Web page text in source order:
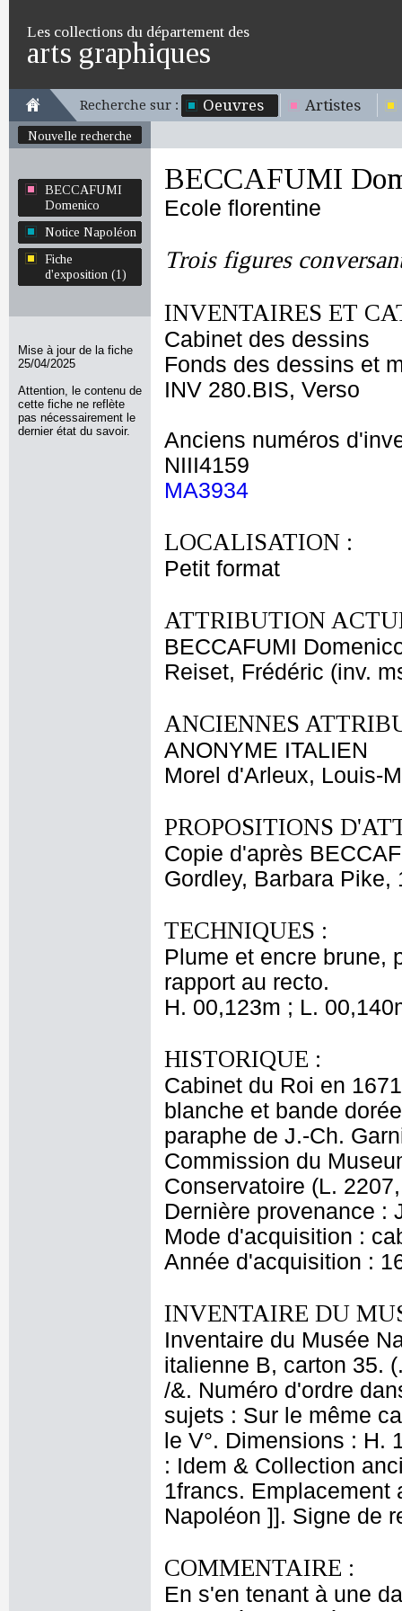
Les collections du département des
arts graphiques
Recherche sur : Oeuvres Artistes
Nouvelle recherche
BECCAFUMI
Domenico
Notice Napoléon
Fiche
d'exposition (1)
Mise à jour de la fiche
25/04/2025
Attention, le contenu de
cette fiche ne reflète
pas nécessairement le
dernier état du savoir.
BECCAFUMI
Ecole florentine
Trois figures
INVENTAIRES ET
Cabinet des dessins
Fonds des dessins et
INV 280.BIS, Verso
Anciens numéros
NIII4159
MA3934
LOCALISATION :
Petit format
ATTRIBUTION
BECCAFUMI
Reiset, Frédéric (inv.
ANCIENNES
ANONYME ITALIEN
Morel d'Arleux, Louis-
PROPOSITIONS
Copie d'après
Gordley, Barbara Pike,
TECHNIQUES :
Plume et encre brune,
rapport au recto.
H. 00,123m ; L.
HISTORIQUE :
Cabinet du Roi en
blanche et bande
paraphe de J.-Ch.
Commission du
Conservatoire (L.
Dernière provenance :
Mode d'acquisition :
Année d'acquisition :
INVENTAIRE DU
Inventaire du Musée
italienne B, carton 35.
/&. Numéro d'ordre
sujets : Sur le même
le V°. Dimensions : H.
: Idem & Collection
1francs. Emplacement
Napoléon ]]. Signe de
COMMENTAIRE :
En s'en tenant à une